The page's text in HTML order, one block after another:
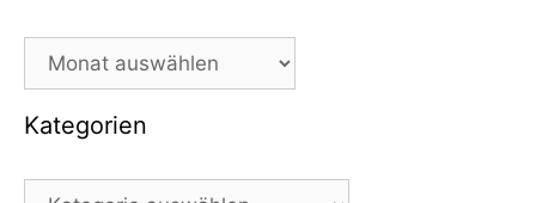
Archiv
Kategorien
Kategorien